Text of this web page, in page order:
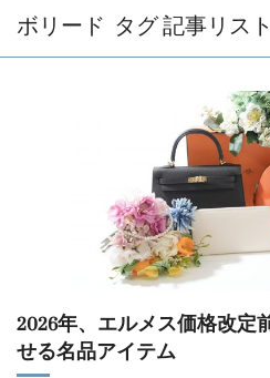
ボリード タグ 記事リスト
2026年、エルメス価格改
せる名品アイテム